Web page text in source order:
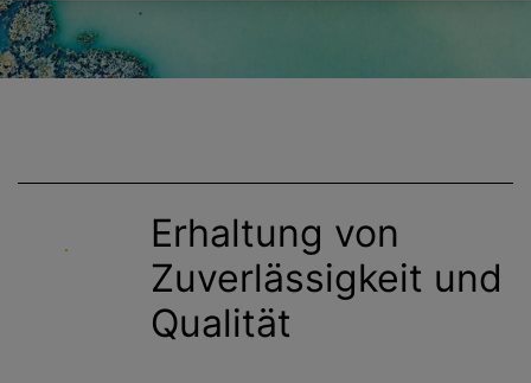
a
l
t
Erhaltung von
Zuverlässigkeit und
Qualität